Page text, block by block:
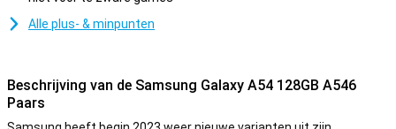
Alle plus- & minpunten
Beschrijving van de Samsung Galaxy A54 128GB A546
Paars